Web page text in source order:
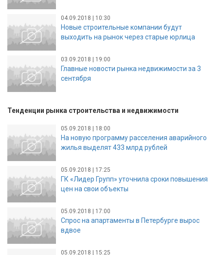
04.09.2018 | 10:30
Новые строительные компании будут
выходить на рынок через старые юрлица
03.09.2018 | 19:00
Главные новости рынка недвижимости за 3
сентября
Тенденции рынка строительства и недвижимости
05.09.2018 | 18:00
На новую программу расселения аварийного
жилья выделят 433 млрд рублей
05.09.2018 | 17:25
ГК «Лидер Групп» уточнила сроки повышения
цен на свои объекты
05.09.2018 | 17:00
Спрос на апартаменты в Петербурге вырос
вдвое
05.09.2018 | 15:25